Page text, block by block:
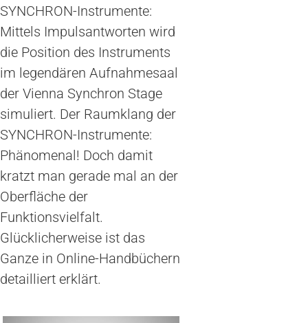
SYNCHRON-Instrumente:
Mittels Impulsantworten wird
die Position des Instruments
im legendären Aufnahmesaal
der Vienna Synchron Stage
simuliert. Der Raumklang der
SYNCHRON-Instrumente:
Phänomenal! Doch damit
kratzt man gerade mal an der
Oberfläche der
Funktionsvielfalt.
Glücklicherweise ist das
Ganze in Online-Handbüchern
detailliert erklärt.